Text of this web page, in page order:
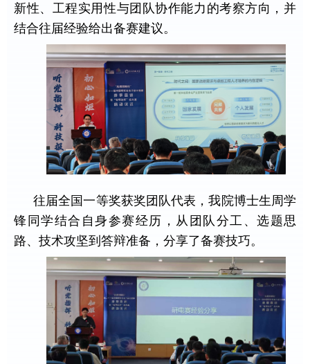
新性、工程实用性与团队协作能力的考察方向，并
结合往届经验给出备赛建议。
往届全国一等奖获奖团队代表，我院博士生周学
锋同学结合自身参赛经历，从团队分工、选题思
路、技术攻坚到答辩准备，分享了备赛技巧。